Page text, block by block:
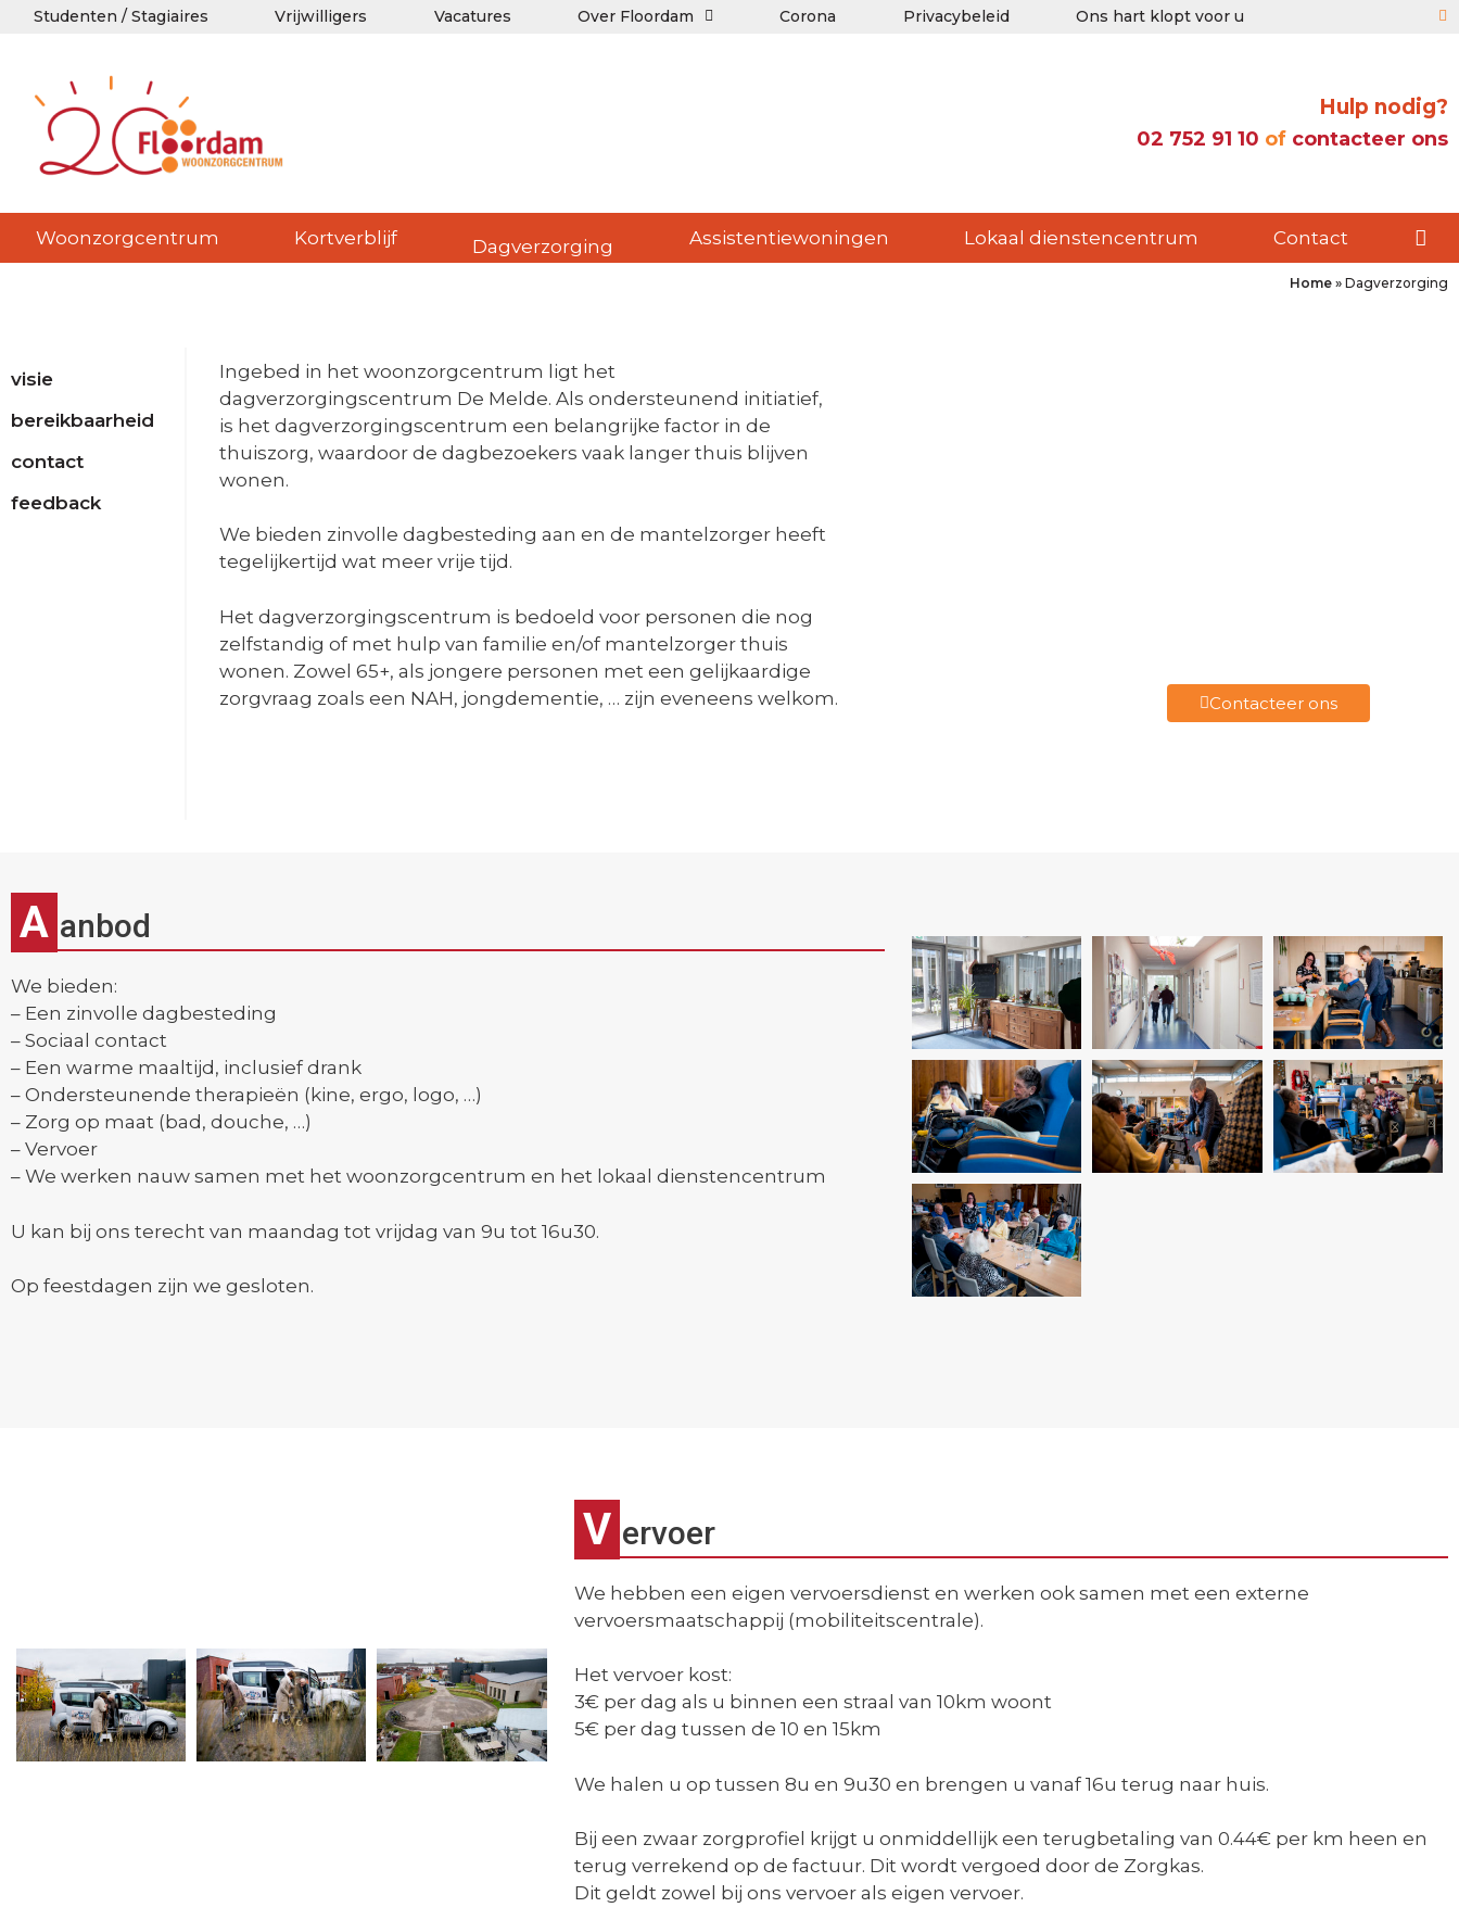
Studenten / Stagiaires Vrijwilligers Vacatures Over Floordam Corona Privacybeleid Ons hart klopt voor u
Hulp nodig?
02 752 91 10 of contacteer ons
Woonzorgcentrum Kortverblijf Dagverzorging Assistentiewoningen Lokaal dienstencentrum Contact
Home » Dagverzorging
visie
bereikbaarheid
contact
feedback
Ingebed in het woonzorgcentrum ligt het
dagverzorgingscentrum De Melde. Als ondersteunend initiatief,
is het dagverzorgingscentrum een belangrijke factor in de
thuiszorg, waardoor de dagbezoekers vaak langer thuis blijven
wonen.
We bieden zinvolle dagbesteding aan en de mantelzorger heeft
tegelijkertijd wat meer vrije tijd.
Het dagverzorgingscentrum is bedoeld voor personen die nog
zelfstandig of met hulp van familie en/of mantelzorger thuis
wonen. Zowel 65+, als jongere personen met een gelijkaardige
zorgvraag zoals een NAH, jongdementie, … zijn eveneens welkom.
Contacteer ons
A anbod
We bieden:
– Een zinvolle dagbesteding
– Sociaal contact
– Een warme maaltijd, inclusief drank
– Ondersteunende therapieën (kine, ergo, logo, …)
– Zorg op maat (bad, douche, …)
– Vervoer
– We werken nauw samen met het woonzorgcentrum en het lokaal dienstencentrum
U kan bij ons terecht van maandag tot vrijdag van 9u tot 16u30.
Op feestdagen zijn we gesloten.
V ervoer
We hebben een eigen vervoersdienst en werken ook samen met een externe
vervoersmaatschappij (mobiliteitscentrale).
Het vervoer kost:
3€ per dag als u binnen een straal van 10km woont
5€ per dag tussen de 10 en 15km
We halen u op tussen 8u en 9u30 en brengen u vanaf 16u terug naar huis.
Bij een zwaar zorgprofiel krijgt u onmiddellijk een terugbetaling van 0.44€ per km heen en
terug verrekend op de factuur. Dit wordt vergoed door de Zorgkas.
Dit geldt zowel bij ons vervoer als eigen vervoer.